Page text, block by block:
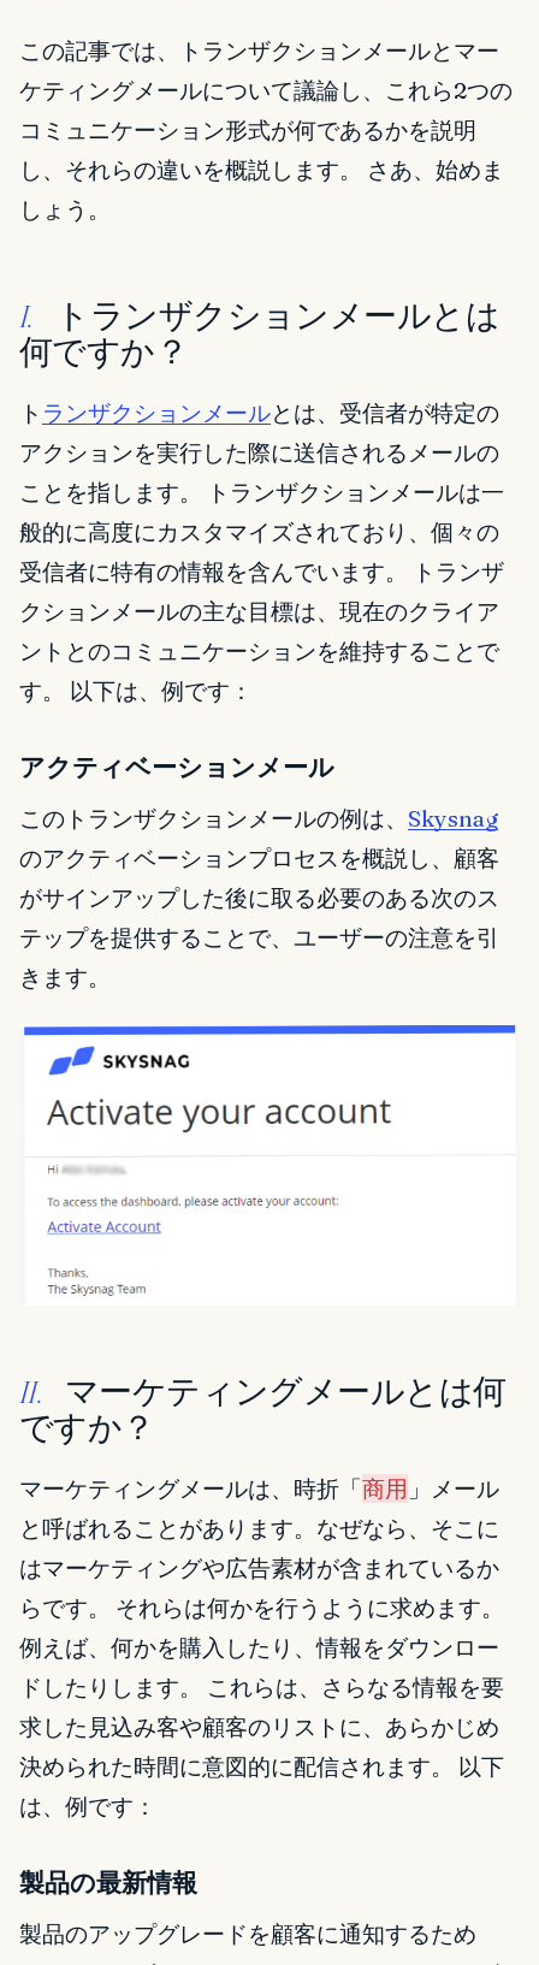
この記事では、トランザクションメールとマー
ケティングメールについて議論し、これら2つの
コミュニケーション形式が何であるかを説明
し、それらの違いを概説します。 さあ、始めま
しょう。
I.
トランザクションメールとは
何ですか？
ト ランザクションメールとは、受信者が特定の
アクションを実行した際に送信されるメールの
ことを指します。 トランザクションメールは一
般的に高度にカスタマイズされており、個々の
受信者に特有の情報を含んでいます。 トランザ
クションメールの主な目標は、現在のクライア
ントとのコミュニケーションを維持することで
す。 以下は、例です：
アクティベーションメール
このトランザクションメールの例は、 Skysnag
のアクティベーションプロセスを概説し、顧客
がサインアップした後に取る必要のある次のス
テップを提供することで、ユーザーの注意を引
きます。
II.
マーケティングメールとは何
ですか？
マーケティングメールは、時折「商用 」メール
と呼ばれることがあります。なぜなら、そこに
はマーケティングや広告素材が含まれているか
らです。 それらは何かを行うように求めます。
例えば、何かを購入したり、情報をダウンロー
ドしたりします。 これらは、さらなる情報を要
求した見込み客や顧客のリストに、あらかじめ
決められた時間に意図的に配信されます。 以下
は、例です：
製品の最新情報
製品のアップグレードを顧客に通知するため